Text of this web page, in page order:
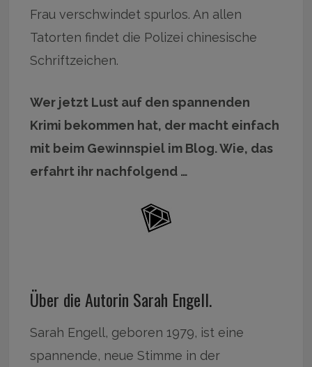
Frau verschwindet spurlos. An allen
Tatorten findet die Polizei chinesische
Schriftzeichen.
Wer jetzt Lust auf den spannenden
Krimi bekommen hat, der macht einfach
mit beim Gewinnspiel im Blog. Wie, das
erfahrt ihr nachfolgend …
Über die Autorin Sarah Engell.
Sarah Engell, geboren 1979, ist eine
spannende, neue Stimme in der